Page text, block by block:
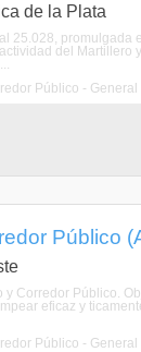
de la Plata
25.028, promulgada
del Martillero
Público - General
Público
y Corredor Público.
eficaz y
Público - General